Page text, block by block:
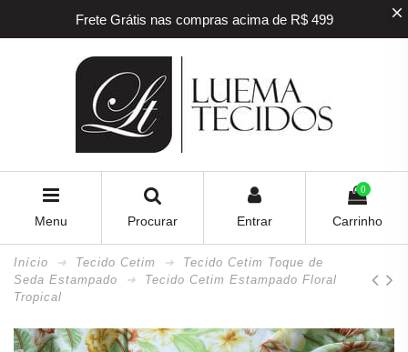
Frete Grátis nas compras acima de R$ 499
5% de desconto para pagamento via PIX e BOLETO
Frete Grátis nas compras acima de R$ 499
Menu Procurar Entrar
0
Carrinho
Início Tecido Cetim
Tecido Cetim Toque de
Seda Estampado
Tecido Cetim Estampado Floral
Tropical